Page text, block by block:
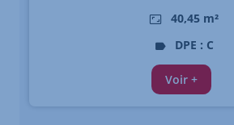
40,45 m²
DPE : C
Voir +